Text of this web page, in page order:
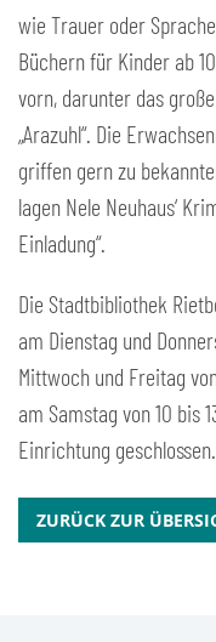
wie Trauer oder
Büchern für Kinder ab
vorn, darunter das große
„Arazuhl“. Die
griffen gern zu
lagen Nele Neuhaus‘
Einladung“.
Die Stadtbibliothek
am Dienstag und
Mittwoch und Freitag
am Samstag von 10 bis
Einrichtung geschlossen.
ZURÜCK ZUR